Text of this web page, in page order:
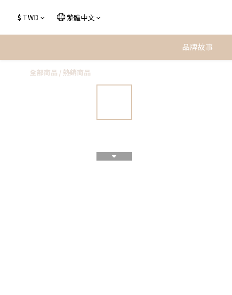
$ TWD 繁體中文
品牌故事
全部商品 / 熱銷商品